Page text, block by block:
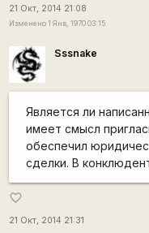
21 Окт, 2014 21:08
Изменено 1 Янв, 1970 03:15
Sssnake
Является ли
имеет смысл
обеспечил
сделки. В
favorite_border
21 Окт, 2014 21:31